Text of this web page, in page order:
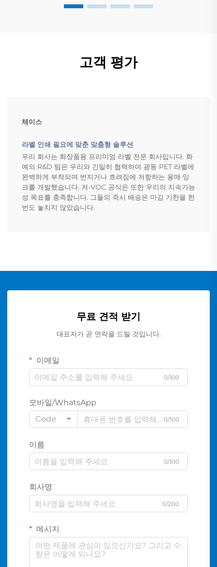
고객 평가
체이스
라벨 인쇄 필요에 맞춘 맞춤형 솔루션
우리 회사는 화장품용 프리미엄 라벨 전문 회사입니다. 화
예의 R&D 팀은 우리와 긴밀히 협력하여 광동 PET 라벨에
완벽하게 부착되며 번지거나 흐려짐에 저항하는 용매 잉
크를 개발했습니다. 저-VOC 공식은 또한 우리의 지속가능
성 목표를 충족합니다. 그들의 즉시 배송은 마감 기한을 한
번도 놓치지 않았습니다.
무료 견적 받기
대표자가 곧 연락을 드릴 것입니다.
이메일
0/100
모바일/WhatsApp
Code
0/100
이름
0/100
회사명
0/200
메시지